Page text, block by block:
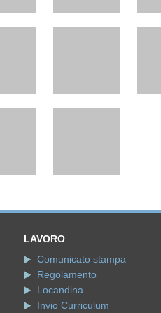
LAVORO
Comunicato stampa
Regolamento
Locandina
Invio Curriculum